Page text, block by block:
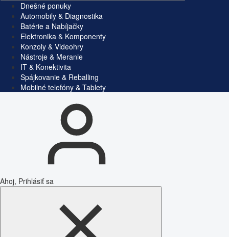
Dnešné ponuky
Automobily & Diagnostika
Batérie a Nabíjačky
Elektronika & Komponenty
Konzoly & Videohry
Nástroje & Meranie
IT & Konektivita
Spájkovanie & Reballing
Mobilné telefóny & Tablety
Ahoj, Prihlásiť sa